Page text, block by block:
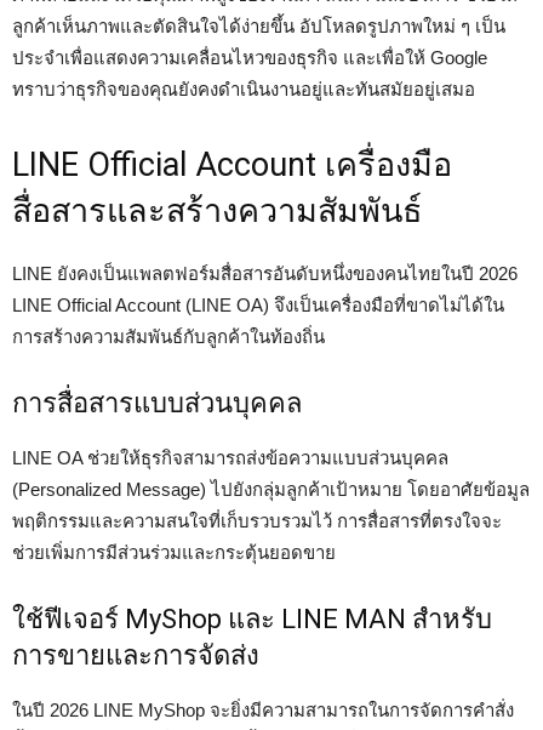
ลูกค้าเห็นภาพและตัดสินใจได้ง่ายขึ้น อัปโหลดรูปภาพใหม่ ๆ เป็น
ประจำเพื่อแสดงความเคลื่อนไหวของธุรกิจ และเพื่อให้ Google
ทราบว่าธุรกิจของคุณยังคงดำเนินงานอยู่และทันสมัยอยู่เสมอ
LINE Official Account เครื่องมือ
สื่อสารและสร้างความสัมพันธ์
LINE ยังคงเป็นแพลตฟอร์มสื่อสารอันดับหนึ่งของคนไทยในปี 2026
LINE Official Account (LINE OA) จึงเป็นเครื่องมือที่ขาดไม่ได้ใน
การสร้างความสัมพันธ์กับลูกค้าในท้องถิ่น
การสื่อสารแบบส่วนบุคคล
LINE OA ช่วยให้ธุรกิจสามารถส่งข้อความแบบส่วนบุคคล
(Personalized Message) ไปยังกลุ่มลูกค้าเป้าหมาย โดยอาศัยข้อมูล
พฤติกรรมและความสนใจที่เก็บรวบรวมไว้ การสื่อสารที่ตรงใจจะ
ช่วยเพิ่มการมีส่วนร่วมและกระตุ้นยอดขาย
ใช้ฟีเจอร์ MyShop และ LINE MAN สำหรับ
การขายและการจัดส่ง
ในปี 2026 LINE MyShop จะยิ่งมีความสามารถในการจัดการคำสั่ง